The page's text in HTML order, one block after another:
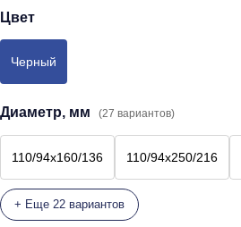
Цвет
Черный
Диаметр, мм (27 вариантов)
110/94х160/136 110/94х250/216
+ Еще 22 вариантов